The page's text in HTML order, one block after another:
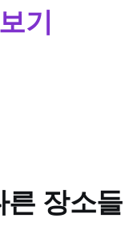
보기
른 장소들